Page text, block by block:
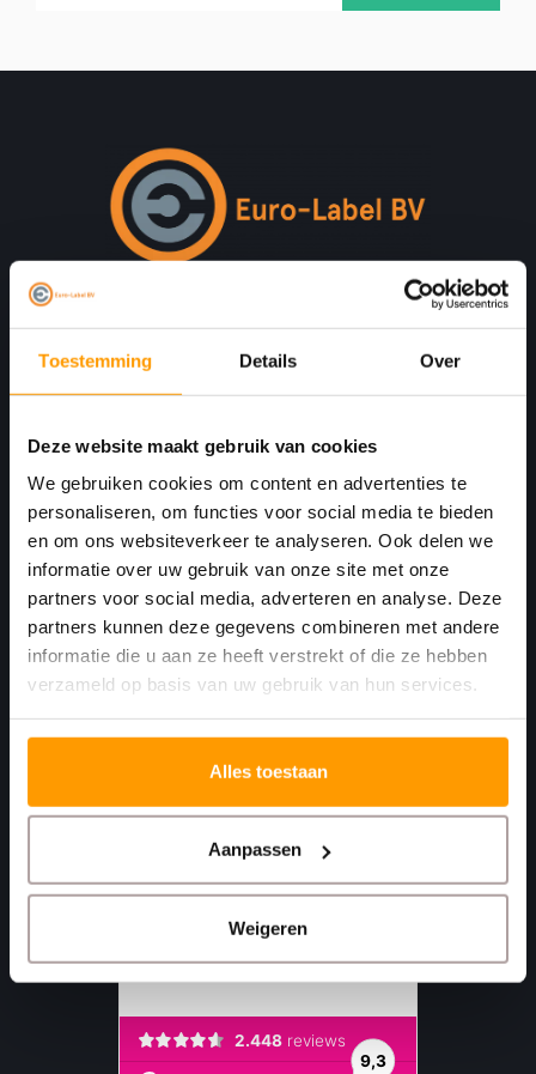
Toestemming Details Over
Deze website maakt gebruik van cookies
We gebruiken cookies om content en advertenties te
personaliseren, om functies voor social media te bieden
en om ons websiteverkeer te analyseren. Ook delen we
informatie over uw gebruik van onze site met onze
partners voor social media, adverteren en analyse. Deze
partners kunnen deze gegevens combineren met andere
informatie die u aan ze heeft verstrekt of die ze hebben
verzameld op basis van uw gebruik van hun services.
Alles toestaan
Aanpassen
Weigeren
Print. Plak. Klaar. Met een partner die met je
meedenkt.
4781 AA
Moerdijk Nederland
+31 (0)168 416 513
+31 (0)613461456
info@euro-label.nl